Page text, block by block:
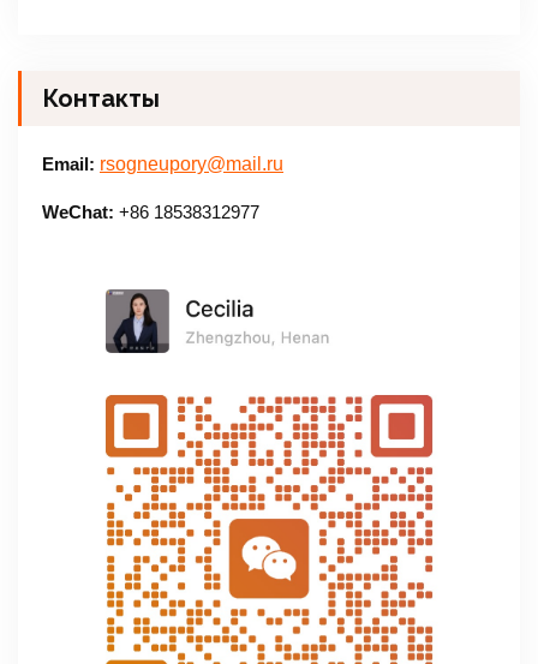
Контакты
Email: rsogneupory@mail.ru
WeChat: +86 18538312977